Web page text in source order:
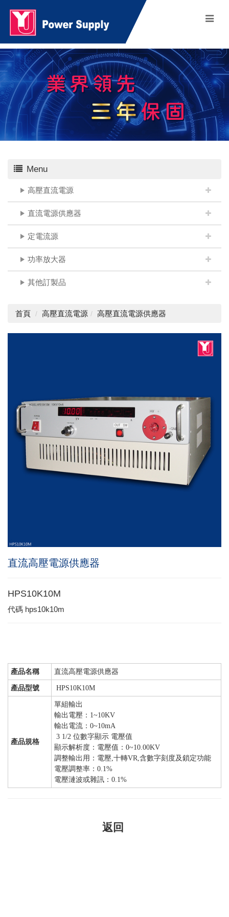
Menu
高壓直流電源
直流電源供應器
定電流源
功率放大器
其他訂製品
首頁 高壓直流電源 高壓直流電源供應器
直流高壓電源供應器
HPS10K10M
代碼 hps10k10m
產品名稱 直流高壓電源供應器
產品型號 HPS10K10M
產品規格
單組輸出
輸出電壓：1~10KV
輸出電流：0~10mA
3 1/2 位數字顯示 電壓值
顯示解析度：電壓值：0~10.00KV
調整輸出用：電壓,十轉VR,含數字刻度及鎖定功能
電壓調整率：0.1%
電壓漣波或雜訊：0.1%